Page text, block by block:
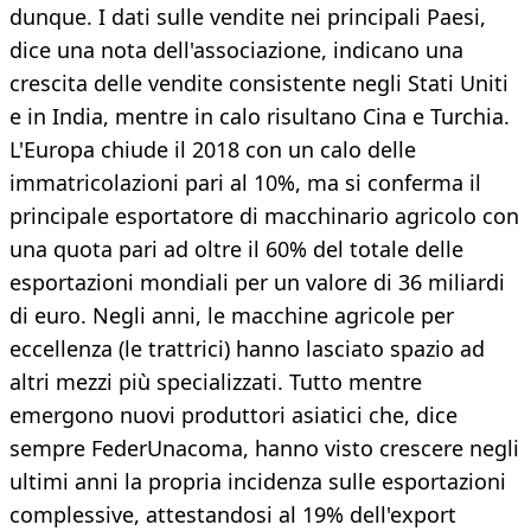
dunque. I dati sulle vendite nei principali Paesi,
dice una nota dell'associazione, indicano una
crescita delle vendite consistente negli Stati Uniti
e in India, mentre in calo risultano Cina e Turchia.
L'Europa chiude il 2018 con un calo delle
immatricolazioni pari al 10%, ma si conferma il
principale esportatore di macchinario agricolo con
una quota pari ad oltre il 60% del totale delle
esportazioni mondiali per un valore di 36 miliardi
di euro. Negli anni, le macchine agricole per
eccellenza (le trattrici) hanno lasciato spazio ad
altri mezzi più specializzati. Tutto mentre
emergono nuovi produttori asiatici che, dice
sempre FederUnacoma, hanno visto crescere negli
ultimi anni la propria incidenza sulle esportazioni
complessive, attestandosi al 19% dell'export